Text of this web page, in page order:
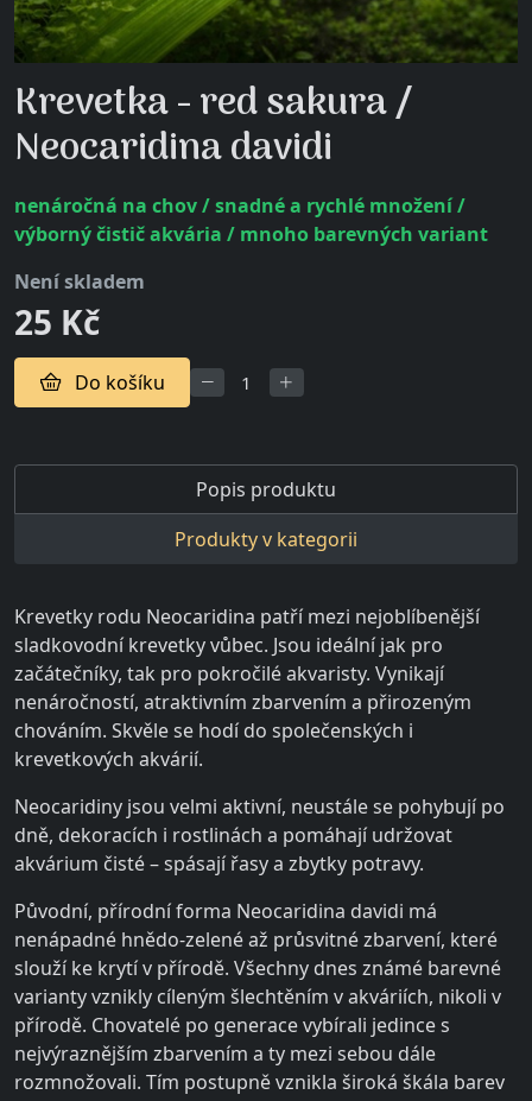
Krevetka - red sakura /
Neocaridina davidi
nenáročná na chov / snadné a rychlé množení /
výborný čistič akvária / mnoho barevných variant
není skladem
25 Kč
Do košíku
Popis produktu
Produkty v kategorii
Krevetky rodu Neocaridina patří mezi nejoblíbenější
sladkovodní krevetky vůbec. Jsou ideální jak pro
začátečníky, tak pro pokročilé akvaristy. Vynikají
nenáročností, atraktivním zbarvením a přirozeným
chováním. Skvěle se hodí do společenských i
krevetkových akvárií.
Neocaridiny jsou velmi aktivní, neustále se pohybují po
dně, dekoracích i rostlinách a pomáhají udržovat
akvárium čisté – spásají řasy a zbytky potravy.
Původní, přírodní forma Neocaridina davidi má
nenápadné hnědo-zelené až průsvitné zbarvení, které
slouží ke krytí v přírodě. Všechny dnes známé barevné
varianty vznikly cíleným šlechtěním v akváriích, nikoli v
přírodě. Chovatelé po generace vybírali jedince s
nejvýraznějším zbarvením a ty mezi sebou dále
rozmnožovali. Tím postupně vznikla široká škála barev